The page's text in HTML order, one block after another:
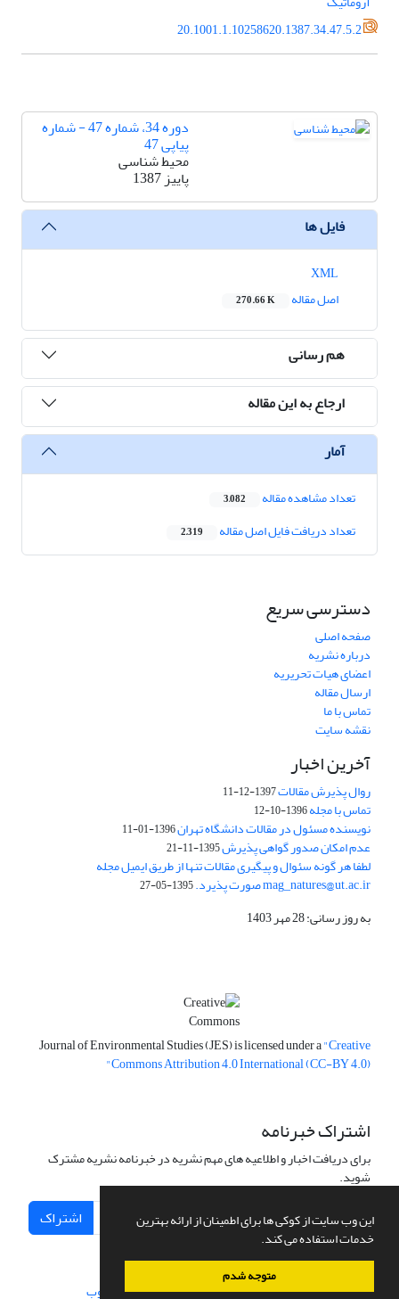
این وب سایت از کوکی ها برای اطمینان از ارائه بهترین
خدمات استفاده می کند.
متوجه شدم
20.1001.1.10258620.1387.34.47.5.2
دوره 34، شماره 47 - شماره
پیاپی 47
محیط شناسی
پاییز 1387
فایل ها
اصل مقاله
270.66 K
هم رسانی
ارجاع به این مقاله
آمار
تعداد مشاهده مقاله 3,082
تعداد دریافت فایل اصل مقاله 2,319
دسترسی سریع
صفحه اصلی
درباره نشریه
اعضای هیات تحریریه
ارسال مقاله
تماس با ما
نقشه سایت
آخرین اخبار
روال پذیرش مقالات1397-12-11
تماس با مجله1396-10-12
نویسنده مسئول در مقالات دانشگاه تهران1396-01-11
عدم امکان صدور گواهی پذیرش1395-11-21
لطفا هر گونه سئوال و پیگیری مقالات تنها از طریق ایمیل مجله
mag_natures@ut.ac.ir صورت پذیرد. 1395-05-27
به روز رسانی: 28 مهر 1403
Journal of Environmental Studies (JES) is licensed under a"Creative
Commons Attribution 4.0 International (CC-BY 4.0)"
اشتراک خبرنامه
برای دریافت اخبار و اطلاعیه های مهم نشریه در خبرنامه نشریه مشترک
شوید.
اشتراک
سامانه مدیریت نشریات علمی.طراحی و پیاده سازی از سیناوب